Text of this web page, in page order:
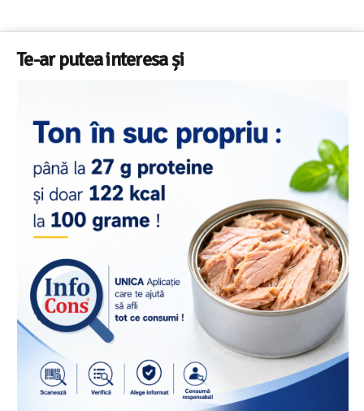
Te-ar putea interesa și
Salariul minim in Europa in 2026 –
din 22 in UE